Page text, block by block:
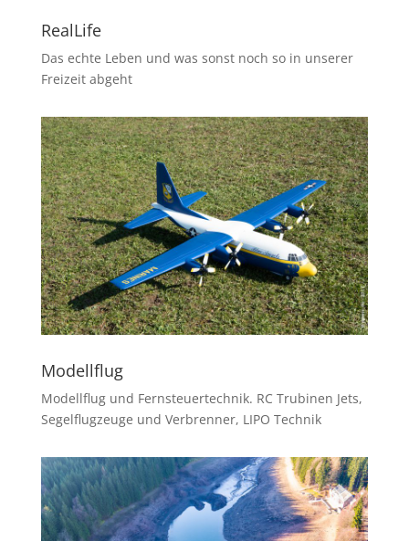
RealLife
Das echte Leben und was sonst noch so in unserer
Freizeit abgeht
Modellflug
Modellflug und Fernsteuertechnik. RC Trubinen Jets,
Segelflugzeuge und Verbrenner, LIPO Technik